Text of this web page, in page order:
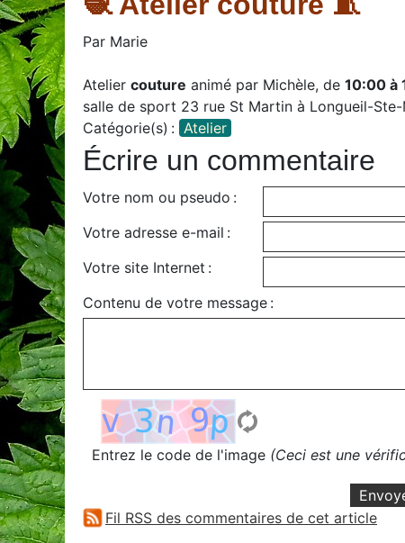
Par Marie
Atelier couture animé par Michèle, de 10:00 à
salle de sport 23 rue St Martin à Longueil-Ste-
Catégorie(s) : Atelier
Écrire un commentaire
Votre nom ou pseudo :
Votre adresse e-mail :
Votre site Internet :
Contenu de votre message :
Entrez le code de l'image (Ceci est une
Fil RSS des commentaires de cet article